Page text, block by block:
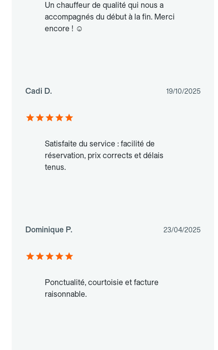
Un chauffeur de qualité qui nous a
accompagnés du début à la fin. Merci
encore ! ☺️
Cadi D. 19/10/2025
Satisfaite du service : facilité de
réservation, prix corrects et délais
tenus.
Dominique P. 23/04/2025
Ponctualité, courtoisie et facture
raisonnable.